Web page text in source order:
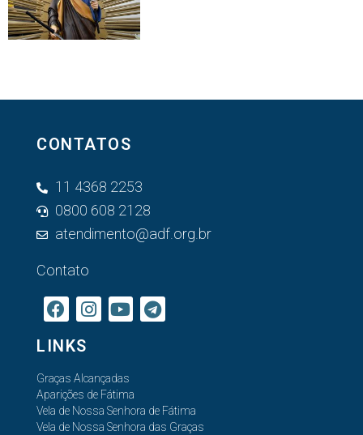
CONTATOS
11 4368 2253
0800 608 2128
atendimento@adf.org.br
Contato
LINKS
Graças Alcançadas
Aparições de Fátima
Vela de Nossa Senhora de Fátima
Vela de Nossa Senhora das Graças